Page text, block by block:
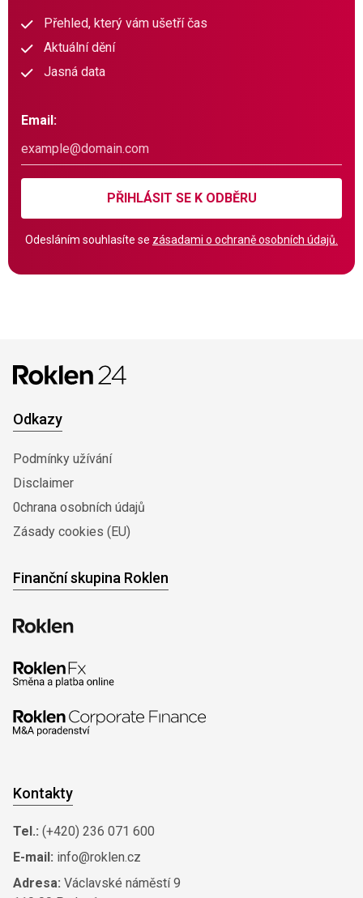
Přehled, který vám ušetří čas
Aktuální dění
Jasná data
Email:
PŘIHLÁSIT SE K ODBĚRU
Odesláním souhlasíte se zásadami o ochraně osobních údajů.
Odkazy
Podmínky užívání
Disclaimer
0chrana osobních údajů
Zásady cookies (EU)
Finanční skupina Roklen
Kontakty
Tel.: (+420) 236 071 600
E-mail: info@roklen.cz
Adresa: Václavské náměstí 9